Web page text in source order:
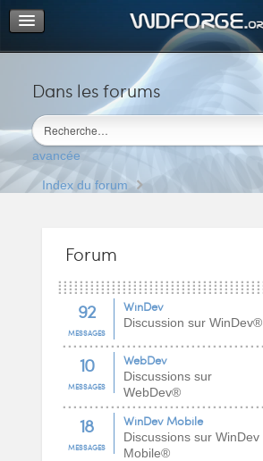
Dans les forums
avancée
Portail
Index du forum
M’enregistrer
Connexion
Index du forum
Forum
92
MESSAGES
WinDev
Discussion sur WinDev®
10
MESSAGES
WebDev
Discussions sur
WebDev®
18
MESSAGES
WinDev Mobile
Discussions sur WinDev
Mobile®